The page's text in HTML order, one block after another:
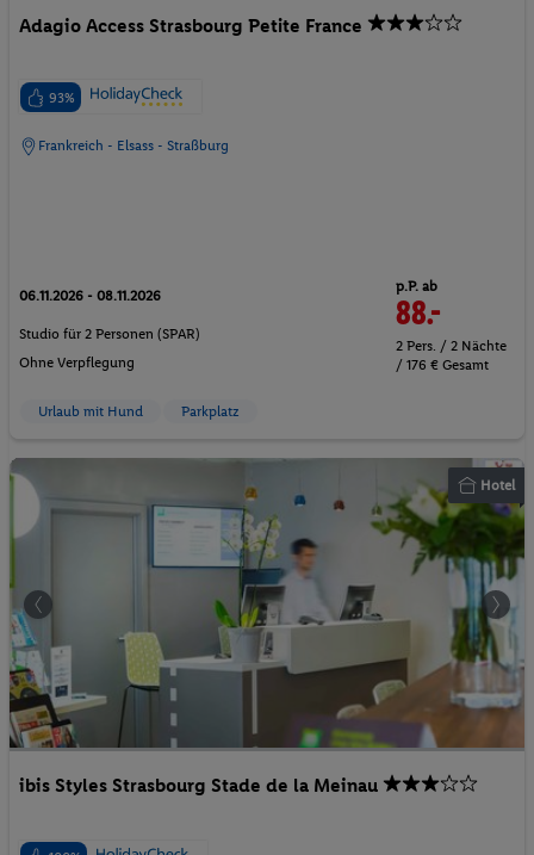
Adagio Access Strasbourg Petite France
93%
Frankreich - Elsass - Straßburg
06.11.2026 - 08.11.2026
Studio für 2 Personen (SPAR)
Ohne Verpflegung
p.P. ab
88.-
2 Pers. / 2 Nächte
/ 176 € Gesamt
Urlaub mit Hund Parkplatz
Hotel
ibis Styles Strasbourg Stade de la Meinau